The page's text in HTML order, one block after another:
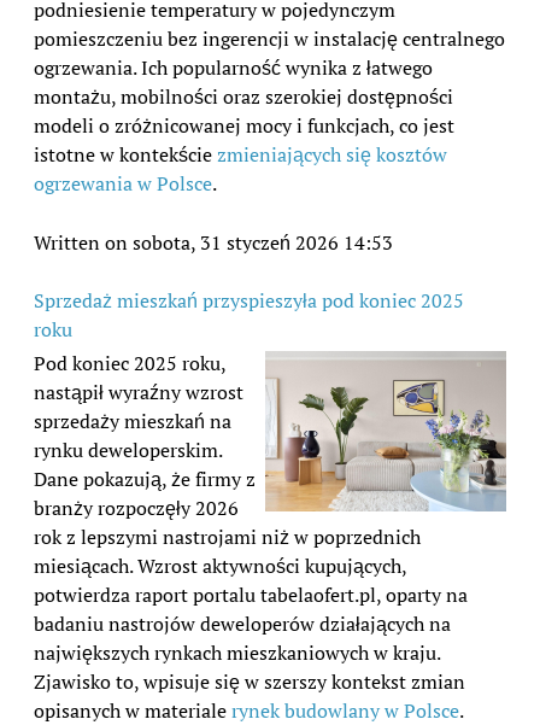
podniesienie temperatury w pojedynczym
pomieszczeniu bez ingerencji w instalację centralnego
ogrzewania. Ich popularność wynika z łatwego
montażu, mobilności oraz szerokiej dostępności
modeli o zróżnicowanej mocy i funkcjach, co jest
istotne w kontekściezmieniających się kosztów
ogrzewania w Polsce.
Written on sobota, 31 styczeń 2026 14:53
Sprzedaż mieszkań przyspieszyła pod koniec 2025
roku
Pod koniec 2025 roku,
nastąpił wyraźny wzrost
sprzedaży mieszkań na
rynku deweloperskim.
Dane pokazują, że firmy z
branży rozpoczęły 2026
rok z lepszymi nastrojami niż w poprzednich
miesiącach. Wzrost aktywności kupujących,
potwierdza raport portalu tabelaofert.pl, oparty na
badaniu nastrojów deweloperów działających na
największych rynkach mieszkaniowych w kraju.
Zjawisko to, wpisuje się w szerszy kontekst zmian
opisanych w materialerynek budowlany w Polsce.